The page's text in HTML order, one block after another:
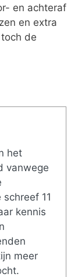
en achteraf
en extra
de
het
vanwege
11
kennis
meer